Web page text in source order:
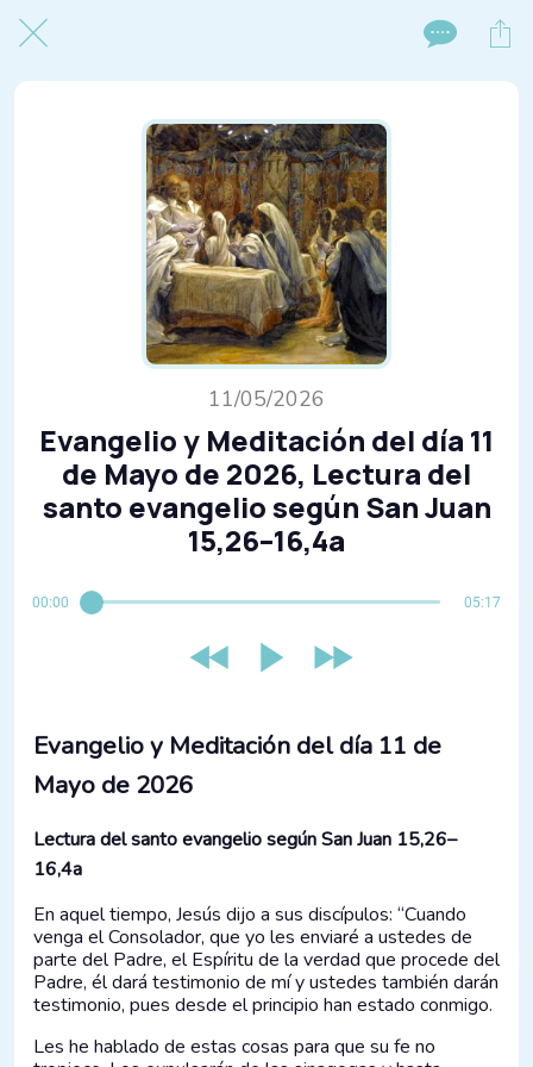
11/05/2026
Evangelio y Meditación del día 11
de Mayo de 2026, Lectura del
santo evangelio según San Juan
15,26–16,4a
00:00 05:17
Evangelio y Meditación del día 11 de
Mayo de 2026
Lectura del santo evangelio según San Juan 15,26–
16,4a
En aquel tiempo, Jesús dijo a sus discípulos: “Cuando
venga el Consolador, que yo les enviaré a ustedes de
parte del Padre, el Espíritu de la verdad que procede del
Padre, él dará testimonio de mí y ustedes también darán
testimonio, pues desde el principio han estado conmigo.
Les he hablado de estas cosas para que su fe no